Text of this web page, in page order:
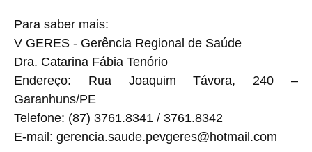
Para saber mais:
V GERES - Gerência Regional de Saúde
Dra. Catarina Fábia Tenório
Endereço: Rua Joaquim Távora, 240 –
Garanhuns/PE
Telefone: (87) 3761.8341 / 3761.8342
E-mail: gerencia.saude.pevgeres@hotmail.com